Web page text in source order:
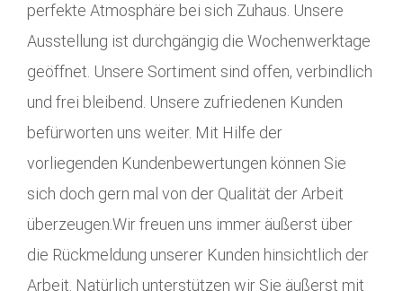
perfekte Atmosphäre bei sich Zuhaus. Unsere
Ausstellung ist durchgängig die Wochenwerktage
geöffnet. Unsere Sortiment sind offen, verbindlich
und frei bleibend. Unsere zufriedenen Kunden
befürworten uns weiter. Mit Hilfe der
vorliegenden Kundenbewertungen können Sie
sich doch gern mal von der Qualität der Arbeit
überzeugen.Wir freuen uns immer äußerst über
die Rückmeldung unserer Kunden hinsichtlich der
Arbeit. Natürlich unterstützen wir Sie äußerst mit